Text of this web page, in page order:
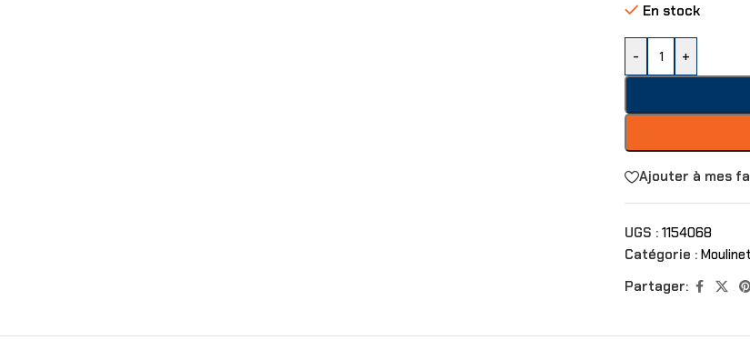
En stock
- +
Ajouter à mes
UGS : 1154068
Catégorie :
Partager: